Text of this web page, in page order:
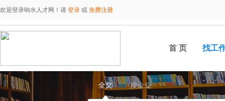
欢迎登录响水人才网！请 登录 或 免费注册
首 页 找工
全文 搜企业